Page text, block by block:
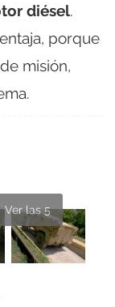
diésel.
porque
misión,
Ver las 5